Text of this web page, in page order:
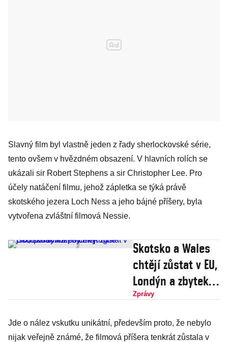
Slavný film byl vlastně jeden z řady sherlockovské série,
tento ovšem v hvězdném obsazení. V hlavních rolích se
ukázali sir Robert Stephens a sir Christopher Lee. Pro
účely natáčení filmu, jehož zápletka se týká právě
skotského jezera Loch Ness a jeho bájné příšery, byla
vytvořena zvláštní filmová Nessie.
Skotsko a Wales
chtějí zůstat v EU,
Londýn a zbytek
Anglie jsou pořád
Zprávy
Jde o nález vskutku unikátní, především proto, že nebylo
nijak veřejně známé, že filmová příšera tenkrát zůstala v